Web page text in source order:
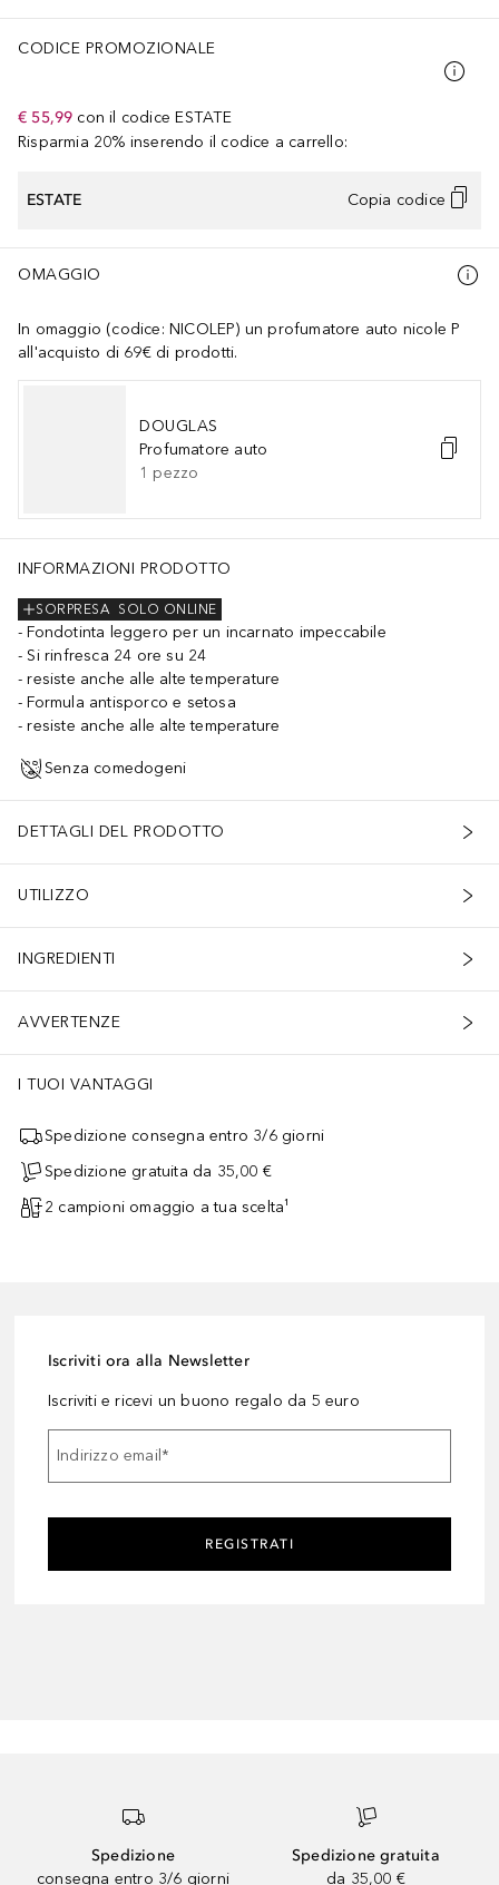
CODICE PROMOZIONALE
€ 55,99 con il codice ESTATE
Risparmia 20% inserendo il codice a carrello:
ESTATE Copia codice
OMAGGIO
In omaggio (codice: NICOLEP) un profumatore auto nicole P
all'acquisto di 69€ di prodotti.
DOUGLAS
Profumatore auto
1 pezzo
INFORMAZIONI PRODOTTO
SOLO ONLINE
SORPRESA
Fondotinta leggero per un incarnato impeccabile
Si rinfresca 24 ore su 24
resiste anche alle alte temperature
Formula antisporco e setosa
resiste anche alle alte temperature
Senza comedogeni
DETTAGLI DEL PRODOTTO
UTILIZZO
INGREDIENTI
AVVERTENZE
I TUOI VANTAGGI
Spedizione consegna entro 3/6 giorni
Spedizione gratuita da 35,00 €
2 campioni omaggio a tua scelta¹
Iscriviti ora alla Newsletter
Iscriviti e ricevi un buono regalo da 5 euro
Indirizzo email*
REGISTRATI
Spedizione
consegna entro 3/6 giorni
Spedizione gratuita
da 35,00 €